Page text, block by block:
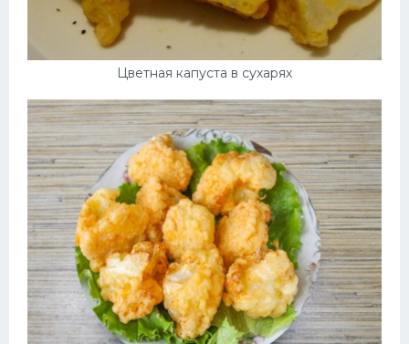
Цветная капуста в сухарях